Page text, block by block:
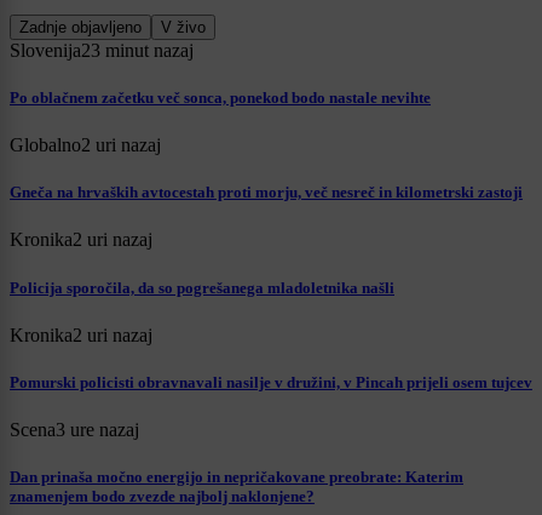
Zadnje objavljeno V živo
Slovenija23 minut nazaj
Po oblačnem začetku več sonca, ponekod bodo nastale nevihte
Globalno2 uri nazaj
Gneča na hrvaških avtocestah proti morju, več nesreč in kilometrski zastoji
Kronika2 uri nazaj
Policija sporočila, da so pogrešanega mladoletnika našli
Kronika2 uri nazaj
Pomurski policisti obravnavali nasilje v družini, v Pincah prijeli osem tujcev
Scena3 ure nazaj
Dan prinaša močno energijo in nepričakovane preobrate: Katerim
znamenjem bodo zvezde najbolj naklonjene?